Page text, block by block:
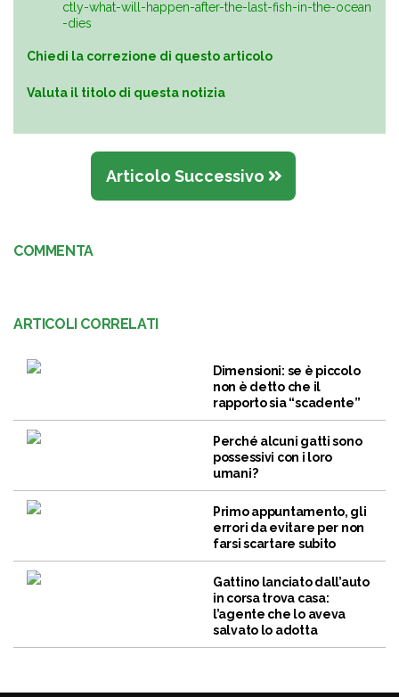
ctly-what-will-happen-after-the-last-fish-in-the-ocean
-dies
Chiedi la correzione di questo articolo
Valuta il titolo di questa notizia
Articolo Successivo
COMMENTA
ARTICOLI CORRELATI
Dimensioni: se è piccolo
non è detto che il
rapporto sia “scadente”
Perché alcuni gatti sono
possessivi con i loro
umani?
Primo appuntamento, gli
errori da evitare per non
farsi scartare subito
Gattino lanciato dall’auto
in corsa trova casa:
l’agente che lo aveva
salvato lo adotta